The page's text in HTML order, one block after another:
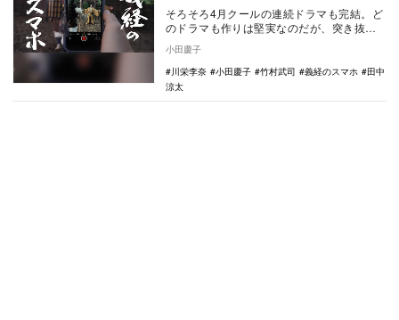
そろそろ4月クールの連続ドラマも完結。ど
のドラマも作りは堅実なのだが、突き抜け
された“武士…
小田慶子
川栄李奈
小田慶子 竹村武司 義経のスマホ
田中
涼太